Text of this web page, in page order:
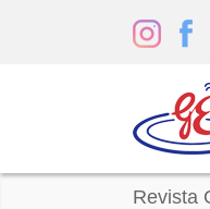
Revista